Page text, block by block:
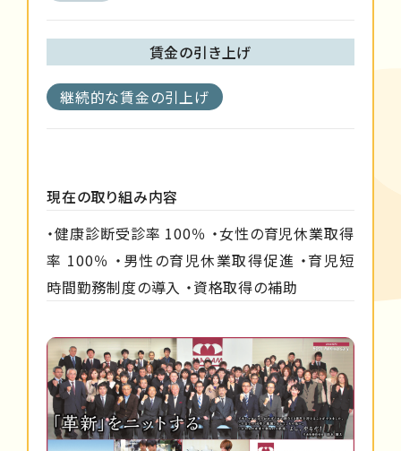
賃金の引き上げ
継続的な賃金の引上げ
現在の取り組み内容
・健康診断受診率 100％ ・女性の育児休業取得
率 100％ ・男性の育児休業取得促進 ・育児短
時間勤務制度の導入 ・資格取得の補助